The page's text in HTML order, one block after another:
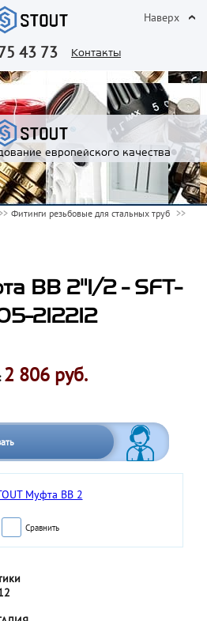
43 73 Контакты
Наверх
европейского качества
Фитинги резьбовые для стальных труб
ВВ 2"1/2 - SFT-
212212
2 806 руб.
Сравнить